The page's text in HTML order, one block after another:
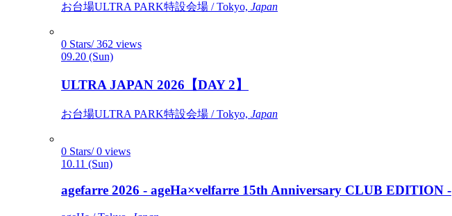
お台場ULTRA PARK特設会場 / Tokyo, Japan
0 Stars/ 362 views
09.20 (Sun)
ULTRA JAPAN 2026【DAY 2】
お台場ULTRA PARK特設会場 / Tokyo, Japan
0 Stars/ 0 views
10.11 (Sun)
agefarre 2026 - ageHa×velfarre 15th Anniversary CLUB EDITION -